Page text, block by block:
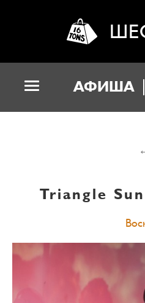
АФИША
Triangle Sun